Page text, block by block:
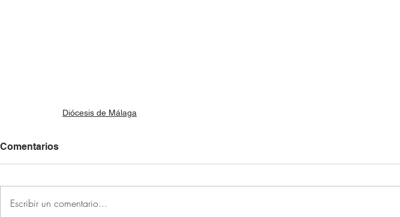
Diócesis de Málaga
Comentarios
Escribir un comentario...